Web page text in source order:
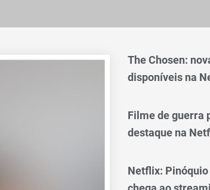
The Chosen:
disponíveis na
Filme de guerra
destaque na
Netflix: